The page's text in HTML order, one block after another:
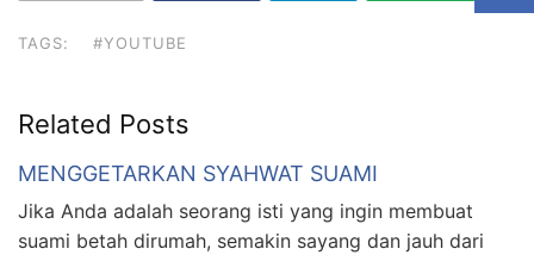
TAGS: #YOUTUBE
Related Posts
MENGGETARKAN SYAHWAT SUAMI
Jika Anda adalah seorang isti yang ingin membuat
suami betah dirumah, semakin sayang dan jauh dari